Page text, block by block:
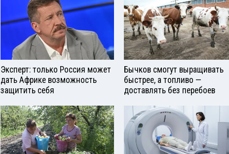
Эксперт: только Россия может
дать Африке возможность
защитить себя
Бычков смогут выращивать
быстрее, а топливо —
доставлять без перебоев